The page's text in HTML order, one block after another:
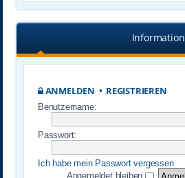
Information
ANMELDEN • REGISTRIEREN
Benutzername:
Passwort:
Ich habe mein Passwort vergessen
Angemeldet bleiben